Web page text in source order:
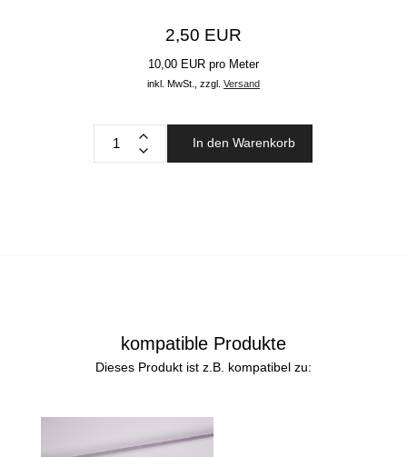
2,50 EUR
10,00 EUR pro Meter
inkl. MwSt., zzgl. Versand
In den Warenkorb
kompatible Produkte
Dieses Produkt ist z.B. kompatibel zu: